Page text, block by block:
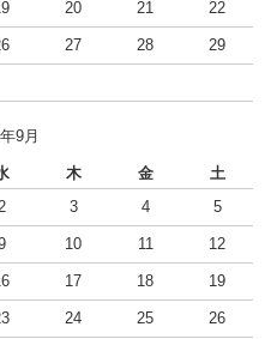
20 21 22
27 28 29
9月
木 金
土
3 4 5
10 11 12
17 18 19
24 25 26